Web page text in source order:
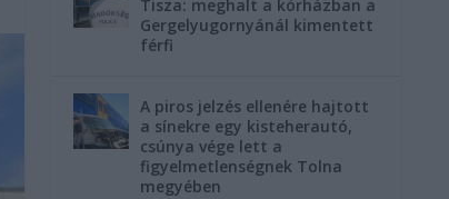
Tisza: meghalt a kórházban a
Gergelyugornyánál kimentett
férfi
A piros jelzés ellenére hajtott
a sínekre egy kisteherautó,
csúnya vége lett a
figyelmetlenségnek Tolna
megyében